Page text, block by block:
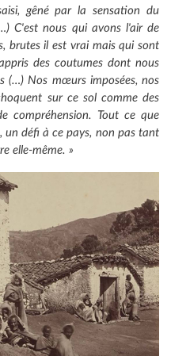
gêné par la sensation du
C'est nous qui avons l'air de
brutes il est vrai mais qui sont
des coutumes dont nous
(…) Nos mœurs imposées, nos
sur ce sol comme des
compréhension. Tout ce que
un défi à ce pays, non pas tant
elle-même. »